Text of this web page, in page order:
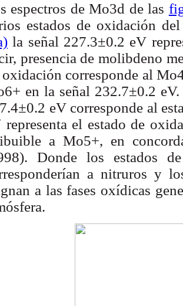
espectros de Mo3d de las
estados de oxidación
la señal 227.3±0.2 eV
presencia de molibdeno
oxidación corresponde al
en la señal 232.7±0.2
eV corresponde al
representa el estado de
a Mo5+, en
Donde los estados
a nitruros y
a las fases oxídicas